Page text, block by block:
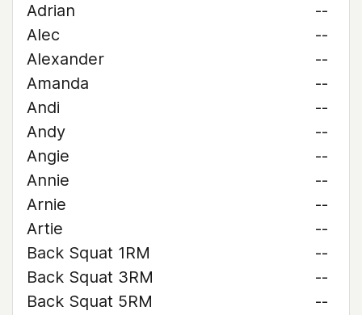
Adrian
--
Alec
--
Alexander
--
Amanda
--
Andi
--
Andy
--
Angie
--
Annie
--
Arnie
--
Artie
--
Back Squat 1RM
--
Back Squat 3RM
--
Back Squat 5RM
--